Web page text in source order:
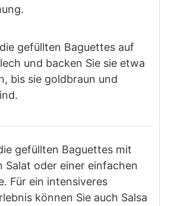
gefüllten Baguettes auf
und backen Sie sie etwa
bis sie goldbraun und
gefüllten Baguettes mit
Salat oder einer einfachen
Für ein intensiveres
können Sie auch Salsa